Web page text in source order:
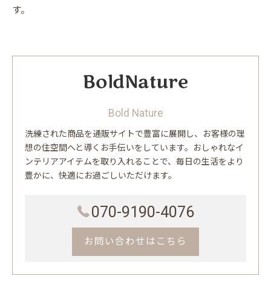
す。
Bold Nature
洗練された商品を通販サイトで豊富に展開し、お客様の理
想の住空間へと導くお手伝いをしています。おしゃれなイ
ンテリアアイテムを取り入れることで、毎日の生活をより
豊かに、快適にお過ごしいただけます。
070-9190-4076
お問い合わせはこちら